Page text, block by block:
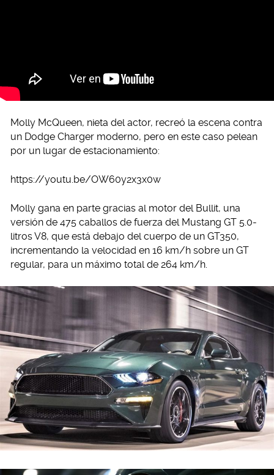
Molly McQueen, nieta del actor, recreó la escena contra
un Dodge Charger moderno, pero en este caso pelean
por un lugar de estacionamiento:
https://youtu.be/OW60y2x3x0w
Molly gana en parte gracias al motor del Bullit, una
versión de 475 caballos de fuerza del Mustang GT 5.0-
litros V8, que está debajo del cuerpo de un GT350,
incrementando la velocidad en 16 km/h sobre un GT
regular, para un máximo total de 264 km/h.